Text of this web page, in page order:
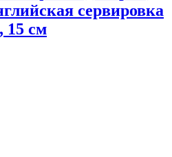
сервировка
15 см